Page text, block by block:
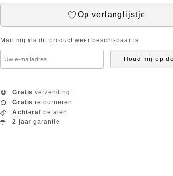
Op verlanglijstje
Mail mij als dit product weer beschikbaar is
Houd mij op
Gratis verzending
Gratis retourneren
Achteraf betalen
2 jaar garantie